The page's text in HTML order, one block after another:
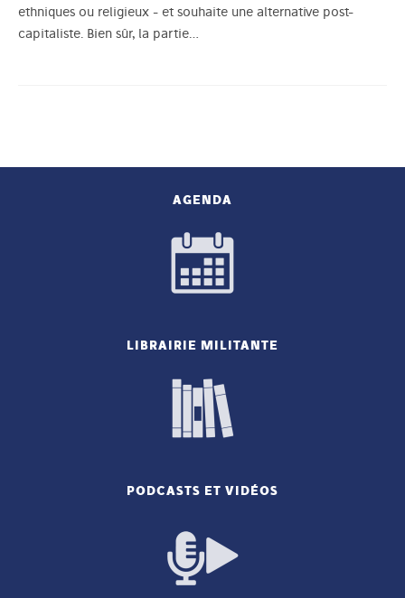
ethniques ou religieux - et souhaite une alternative post-
capitaliste. Bien sûr, la partie…
AGENDA
LIBRAIRIE MILITANTE
PODCASTS ET VIDÉOS